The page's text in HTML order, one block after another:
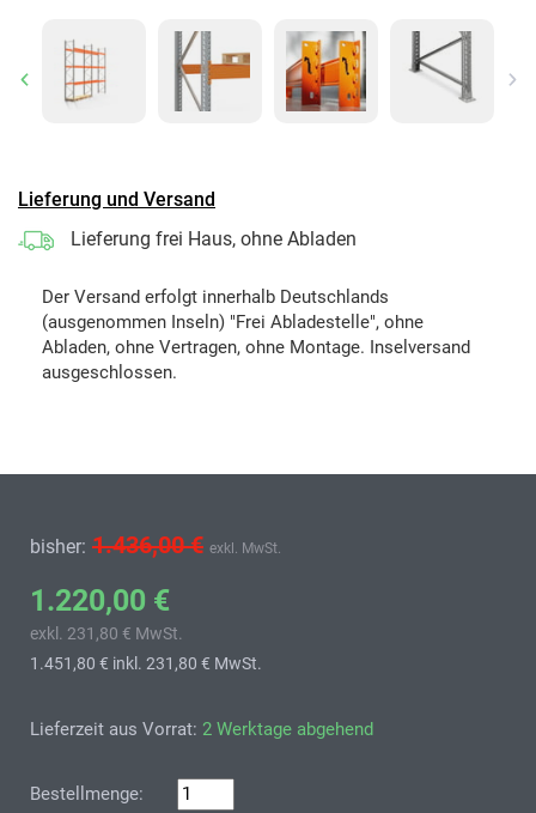
Previous
Lieferung und Versand
Lieferung frei Haus, ohne Abladen
Der Versand erfolgt innerhalb Deutschlands
(ausgenommen Inseln) "Frei Abladestelle", ohne
Abladen, ohne Vertragen, ohne Montage. Inselversand
ausgeschlossen.
bisher: 1.436,00 € exkl. MwSt.
1.220,00 €
exkl. 231,80 € MwSt.
1.451,80 € inkl. 231,80 € MwSt.
Lieferzeit aus Vorrat: 2 Werktage abgehend
Bestellmenge: